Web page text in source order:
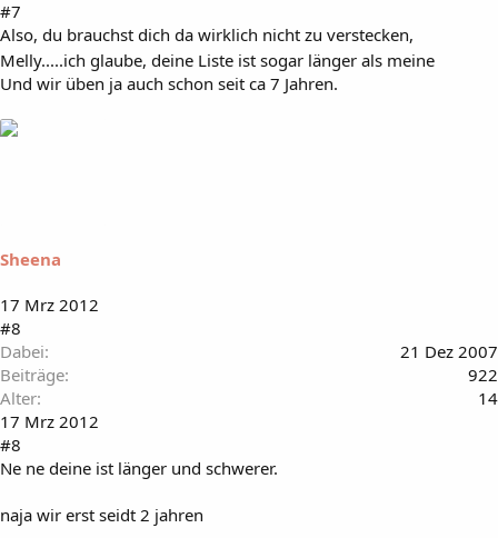
#7
Also, du brauchst dich da wirklich nicht zu verstecken,
Melly.....ich glaube, deine Liste ist sogar länger als meine
Und wir üben ja auch schon seit ca 7 Jahren.
Sheena
17 Mrz 2012
#8
Dabei
21 Dez 2007
Beiträge
922
Alter
14
17 Mrz 2012
#8
Ne ne deine ist länger und schwerer.
naja wir erst seidt 2 jahren